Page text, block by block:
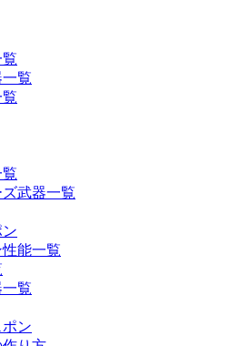
覧
武器一覧
能一覧
覧
ン